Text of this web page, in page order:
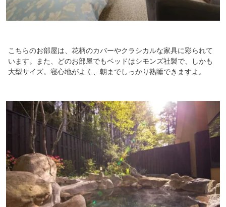
こちらのお部屋は、花柄のカバーやクラシカルな家具に彩られて
います。また、どのお部屋でもベッドはシモンズ社製で、しかも
大型サイズ。寝心地がよく、朝までしっかり熟睡できますよ。